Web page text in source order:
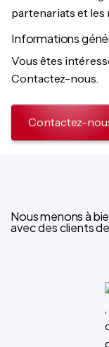
Informations
Vous êtes
Contactez-nous.
Contactez-
Nous menons à
avec des clients